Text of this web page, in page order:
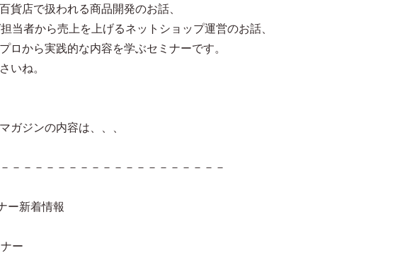
貨店で扱われる商品開発のお話、
当者から売上を上げるネットショップ運営のお話、
ロから実践的な内容を学ぶセミナーです。
いね。
ガジンの内容は、、、
－－－－－－－－－－－－－－－－－－－
ー新着情報
ー